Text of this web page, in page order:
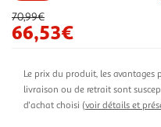
70,99€
66,53€
Le prix du produit, les
livraison ou de retrait sont
d'achat choisi (voir détails et